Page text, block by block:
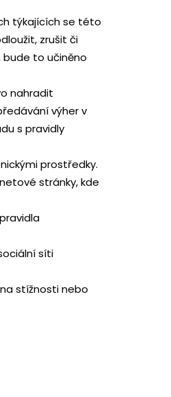
týkajících se této
zrušit či
bude to učiněno
nahradit
výher v
s pravidly
prostředky.
stránky, kde
síti
stížnosti nebo